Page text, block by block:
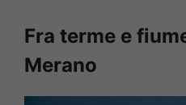
Fra terme e
Merano